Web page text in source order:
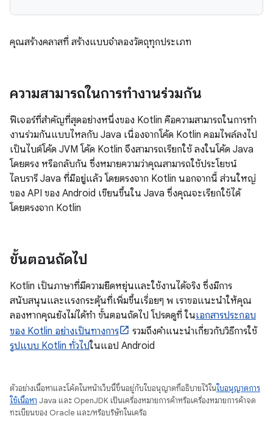
คุณสร้างคลาสที่ สร้างแบบจำลองวัตถุทุกประเภท
ความสามารถในการทำงานร่วมกัน
ฟีเจอร์ที่สำคัญที่สุดอย่างหนึ่งของ Kotlin คือความสามารถในการทํา
งานร่วมกันแบบไหลกับ Java เนื่องจากโค้ด Kotlin คอมไพล์ลงไป
เป็นไบต์โค้ด JVM โค้ด Kotlin จึงสามารถเรียกใช้ ลงในโค้ด Java
โดยตรง หรือกลับกัน ซึ่งหมายความว่าคุณสามารถใช้ประโยชน์
ไลบรารี Java ที่มีอยู่แล้ว โดยตรงจาก Kotlin นอกจากนี้ ส่วนใหญ่
ของ API ของ Android เขียนขึ้นใน Java ซึ่งคุณจะเรียกใช้ได้
โดยตรงจาก Kotlin
ขั้นตอนถัดไป
Kotlin เป็นภาษาที่มีความยืดหยุ่นและใช้งานได้จริง ซึ่งมีการ
สนับสนุนและแรงกระตุ้นที่เพิ่มขึ้นเรื่อยๆ พ เราขอแนะนำให้คุณ
ลองหากคุณยังไม่ได้ทำ ขั้นตอนถัดไป โปรดดูที่ ในเอกสารประกอบ
ของ Kotlin อย่างเป็นทางการ
รวมถึงคำแนะนำเกี่ยวกับวิธีการใช้
รูปแบบ Kotlin ทั่วไปในแอป Android
ตัวอย่างเนื้อหาและโค้ดในหน้าเว็บนี้ขึ้นอยู่กับใบอนุญาตที่อธิบายไว้ในใบอนุญาตการ
ใช้เนื้อหา Java และ OpenJDK เป็นเครื่องหมายการค้าหรือเครื่องหมายการค้าจด
ทะเบียนของ Oracle และ/หรือบริษัทในเครือ